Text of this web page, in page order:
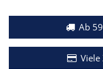
Ab